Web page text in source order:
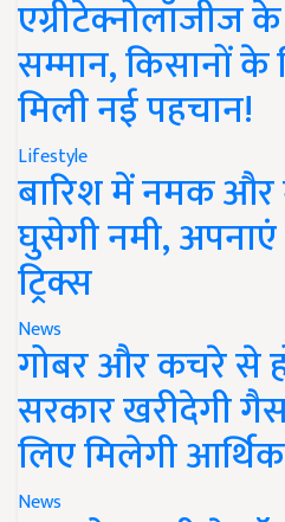
एग्रीटेक्नोलॉजीज
सम्मान, किसानों के
मिली नई पहचान!
Lifestyle
बारिश में नमक और
घुसेगी नमी,
ट्रिक्स
News
गोबर और कचरे से
सरकार खरीदेगी
लिए मिलेगी
News